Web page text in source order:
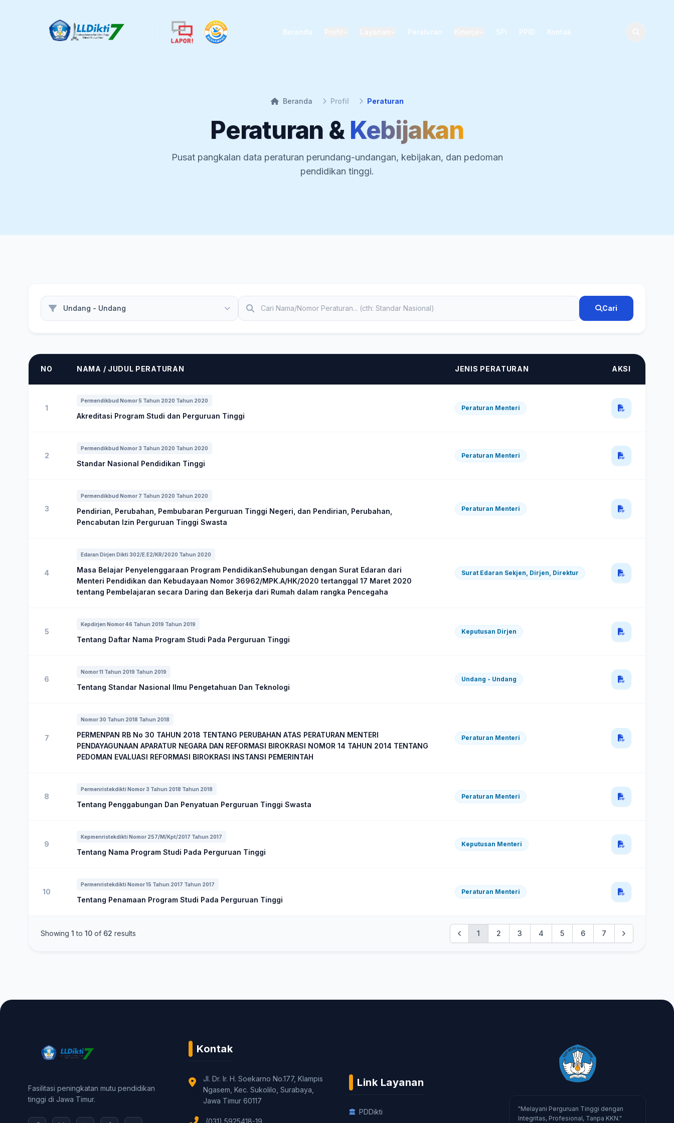
Beranda Peraturan SPI PPID Kontak
Beranda Profil Peraturan
Peraturan & Kebijakan
Pusat pangkalan data peraturan perundang-undangan, kebijakan, dan pedoman
pendidikan tinggi.
Cari
NO NAMA / JUDUL PERATURAN JENIS PERATURAN AKSI
1
Permendikbud Nomor 5 Tahun 2020 Tahun 2020
Akreditasi Program Studi dan Perguruan Tinggi
Peraturan Menteri
2
Permendikbud Nomor 3 Tahun 2020 Tahun 2020
Standar Nasional Pendidikan Tinggi
Peraturan Menteri
3
Permendikbud Nomor 7 Tahun 2020 Tahun 2020
Pendirian, Perubahan, Pembubaran Perguruan Tinggi Negeri, dan Pendirian, Perubahan,
Pencabutan Izin Perguruan Tinggi Swasta
Peraturan Menteri
4
Edaran Dirjen Dikti 302/E.E2/KR/2020 Tahun 2020
Masa Belajar Penyelenggaraan Program PendidikanSehubungan dengan Surat Edaran dari
Menteri Pendidikan dan Kebudayaan Nomor 36962/MPK.A/HK/2020 tertanggal 17 Maret 2020
tentang Pembelajaran secara Daring dan Bekerja dari Rumah dalam rangka Pencegaha
Surat Edaran Sekjen, Dirjen, Direktur
5
Kepdirjen Nomor 46 Tahun 2019 Tahun 2019
Tentang Daftar Nama Program Studi Pada Perguruan Tinggi
Keputusan Dirjen
6
Nomor 11 Tahun 2019 Tahun 2019
Tentang Standar Nasional Ilmu Pengetahuan Dan Teknologi
Undang - Undang
7
Nomor 30 Tahun 2018 Tahun 2018
PERMENPAN RB No 30 TAHUN 2018 TENTANG PERUBAHAN ATAS PERATURAN MENTERI
PENDAYAGUNAAN APARATUR NEGARA DAN REFORMASI BIROKRASI NOMOR 14 TAHUN 2014 TENTANG
PEDOMAN EVALUASI REFORMASI BIROKRASI INSTANSI PEMERINTAH
Peraturan Menteri
8
Permenristekdikti Nomor 3 Tahun 2018 Tahun 2018
Tentang Penggabungan Dan Penyatuan Perguruan Tinggi Swasta
Peraturan Menteri
9
Kepmenristekdikti Nomor 257/M/Kpt/2017 Tahun 2017
Tentang Nama Program Studi Pada Perguruan Tinggi
Keputusan Menteri
10
Permenristekdikti Nomor 15 Tahun 2017 Tahun 2017
Tentang Penamaan Program Studi Pada Perguruan Tinggi
Peraturan Menteri
Showing 1 to 10 of 62 results 1 2 3 4 5 6 7
Fasilitasi peningkatan mutu pendidikan
tinggi di Jawa Timur.
Kontak
Jl. Dr. Ir. H. Soekarno No.177, Klampis
Ngasem, Kec. Sukolilo, Surabaya,
Jawa Timur 60117
(031) 5925418-19
Link Layanan
PDDikti
"Melayani Perguruan Tinggi dengan
Integritas, Profesional, Tanpa KKN."